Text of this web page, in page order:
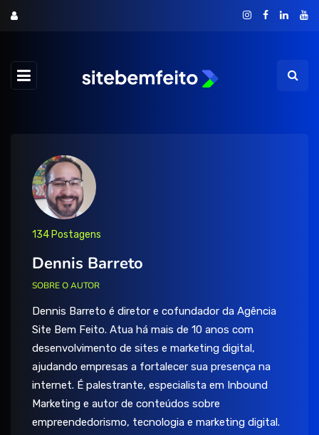
134 Postagens
Dennis Barreto
SOBRE O AUTOR
Dennis Barreto é diretor e cofundador da Agência
Site Bem Feito. Atua há mais de 10 anos com
desenvolvimento de sites e marketing digital,
ajudando empresas a fortalecer sua presença na
internet. É palestrante, especialista em Inbound
Marketing e autor de conteúdos sobre
empreendedorismo, tecnologia e marketing digital.